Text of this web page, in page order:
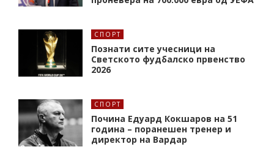
СПОРТ
Познати сите учесници на
Светското фудбалско првенство
2026
СПОРТ
Почина Едуард Кокшаров на 51
година – поранешен тренер и
директор на Вардар